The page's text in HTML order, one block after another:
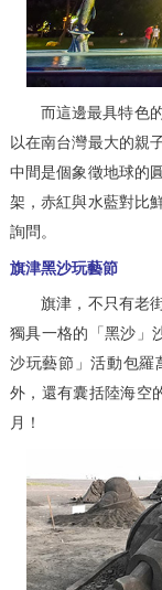
而這邊最具特色的
以在南台灣最大的親
中間是個象徵地球的
架，赤紅與水藍對比
詢問。
旗津黑沙玩藝節
旗津，不只有老街
獨具一格的「黑沙」
沙玩藝節」活動包羅
外，還有囊括陸海空
月！